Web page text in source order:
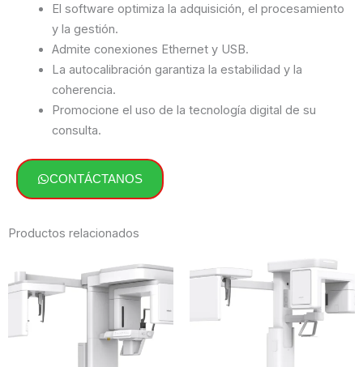
El software optimiza la adquisición, el procesamiento
y la gestión.
Admite conexiones Ethernet y USB.
La autocalibración garantiza la estabilidad y la
coherencia.
Promocione el uso de la tecnología digital de su
consulta.
CONTÁCTANOS
Productos relacionados